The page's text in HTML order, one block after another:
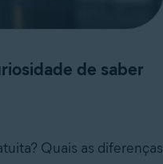
de saber
Quais as diferenças